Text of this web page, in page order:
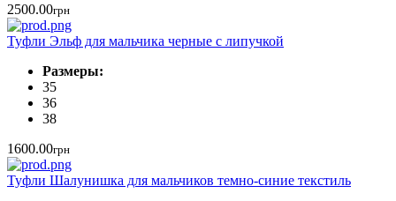
2500.00грн
Туфли Эльф для мальчика черные с липучкой
Размеры:
35
36
38
1600.00грн
Туфли Шалунишка для мальчиков темно-синие текстиль